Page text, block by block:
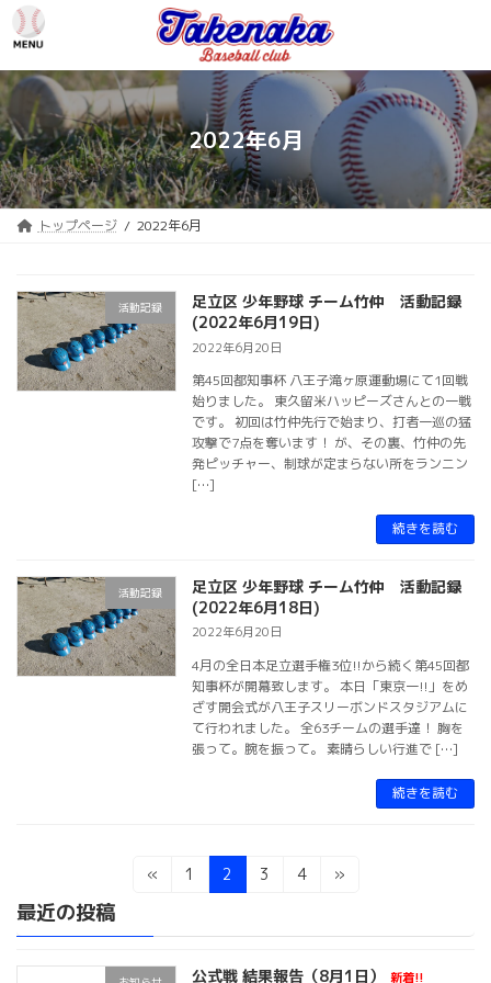
テ
ン
ツ
へ
ス
キ
ッ
プ
ゲ
ー
シ
ョ
ン
に
移
動
2022年6月
トップページ 2022年6月
活動記録
足立区 少年野球 チーム竹仲 活動記録
(2022年6月19日)
2022年6月20日
第45回都知事杯 八王子滝ヶ原運動場にて1回戦
始りました。 東久留米ハッピーズさんとの一戦
です。 初回は竹仲先行で始まり、打者一巡の猛
攻撃で7点を奪います！ が、その裏、竹仲の先
発ピッチャー、制球が定まらない所をランニン
[…]
続きを読む
活動記録
足立区 少年野球 チーム竹仲 活動記録
(2022年6月18日)
2022年6月20日
4月の全日本足立選手権3位!!から続く第45回都
知事杯が開幕致します。 本日「東京一!!」をめ
ざす開会式が八王子スリーボンドスタジアムに
て行われました。 全63チームの選手達！ 胸を
張って。腕を振って。 素晴らしい行進で […]
続きを読む
稿
ナ
«
固
ー
1
固
定
ー
2
固
ー
3
固
ー
4 »
最近の投稿
公式戦 結果報告（8月1日） 新着!!